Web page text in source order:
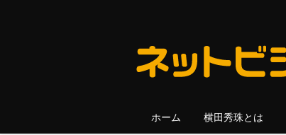
ホーム 横田秀珠とは